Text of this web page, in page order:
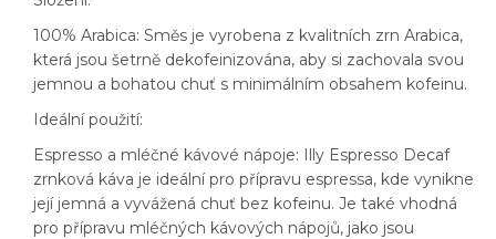
100% Arabica: Směs je vyrobena z kvalitních zrn Arabica,
která jsou šetrně dekofeinizována, aby si zachovala svou
jemnou a bohatou chuť s minimálním obsahem kofeinu.
Ideální použití:
Espresso a mléčné kávové nápoje: Illy Espresso Decaf
zrnková káva je ideální pro přípravu espressa, kde vynikne
její jemná a vyvážená chuť bez kofeinu. Je také vhodná
pro přípravu mléčných kávových nápojů, jako jsou